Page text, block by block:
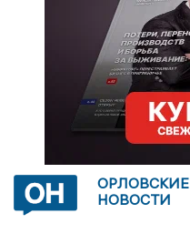
ОРЛОВСКИЕ
НОВОСТИ